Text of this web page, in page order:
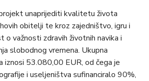
unaprijediti kvalitetu života
obitelji te kroz zajedništvo, igru i
o važnosti zdravih životnih navika i
slobodnog vremena. Ukupna
iznosi 53.080,00 EUR, od čega je
i useljeništva sufinanciralo 90%,